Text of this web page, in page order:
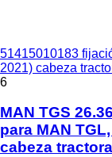
51415010183
2021) cabeza
6
MAN TGS
para MAN
cabeza tractora